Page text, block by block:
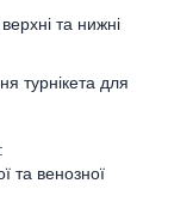
та нижні
турнікета для
та венозної